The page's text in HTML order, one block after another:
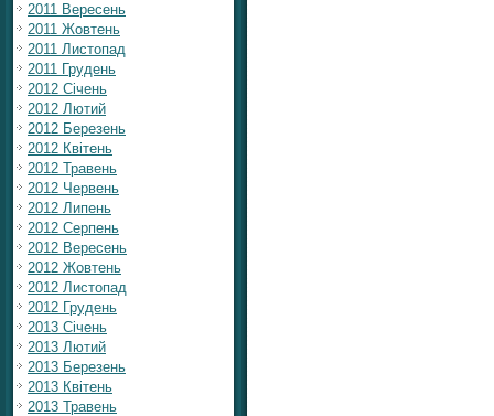
2011 Вересень
2011 Жовтень
2011 Листопад
2011 Грудень
2012 Січень
2012 Лютий
2012 Березень
2012 Квітень
2012 Травень
2012 Червень
2012 Липень
2012 Серпень
2012 Вересень
2012 Жовтень
2012 Листопад
2012 Грудень
2013 Січень
2013 Лютий
2013 Березень
2013 Квітень
2013 Травень